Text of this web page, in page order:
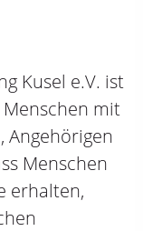
Kusel e.V. ist
mit
Angehörigen
Menschen
erhalten,